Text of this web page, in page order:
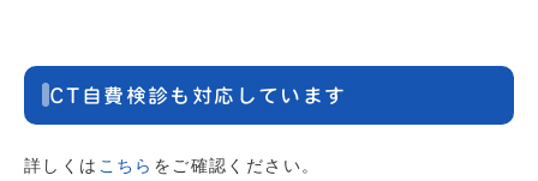
CT自費検診も対応しています
詳しくは こちら をご確認ください。